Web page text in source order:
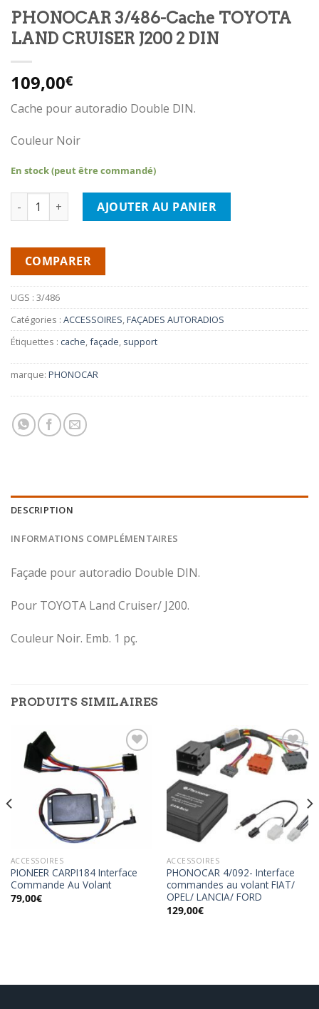
PHONOCAR 3/486-Cache TOYOTA
LAND CRUISER J200 2 DIN
109,00€
Cache pour autoradio Double DIN.
Couleur Noir
En stock (peut être commandé)
quantité de PHONOCAR 3/486-Cache TOYOTA LAND CRUISER
AJOUTER AU PANIER
COMPARER
UGS : 3/486
Catégories : ACCESSOIRES,FAÇADES AUTORADIOS
Étiquettes : cache,façade, support
marque: PHONOCAR
DESCRIPTION
INFORMATIONS COMPLÉMENTAIRES
Façade pour autoradio Double DIN.
Pour TOYOTA Land Cruiser/ J200.
Couleur Noir. Emb. 1 pç.
PRODUITS SIMILAIRES
ACCESSOIRES
PIONEER CARPI184 Interface
Commande Au Volant
79,00€
wishlist
ACCESSOIRES
PHONOCAR 4/092- Interface
commandes au volant FIAT/
OPEL/ LANCIA/ FORD
129,00€